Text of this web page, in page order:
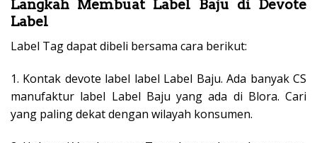
Langkah Membuat Label Baju di Devote
Label
Label Tag dapat dibeli bersama cara berikut:
1. Kontak devote label label Label Baju. Ada banyak CS
manufaktur label Label Baju yang ada di Blora. Cari
yang paling dekat dengan wilayah konsumen.